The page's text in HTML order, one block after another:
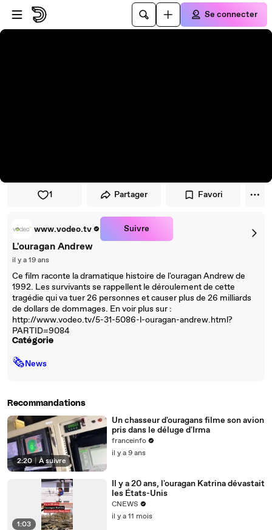
Passer au player
Passer au contenu principal
Se connecter
1 Partager Favori
www.vodeo.tv Suivre
L'ouragan Andrew
il y a 19 ans
Ce film raconte la dramatique histoire de l'ouragan Andrew de
1992. Les survivants se rappellent le déroulement de cette
tragédie qui va tuer 26 personnes et causer plus de 26 milliards
de dollars de dommages. En voir plus sur :
http://www.vodeo.tv/5-31-5086-l-ouragan-andrew.html?
PARTID=9084
Catégorie
🗞News
Recommandations
2:20 | À suivre
Un chasseur d'ouragans filme son avion
pris dans le déluge d'Irma
franceinfo
il y a 9 ans
1:03
Il y a 20 ans, l'ouragan Katrina dévastait
les États-Unis
CNEWS
il y a 11 mois